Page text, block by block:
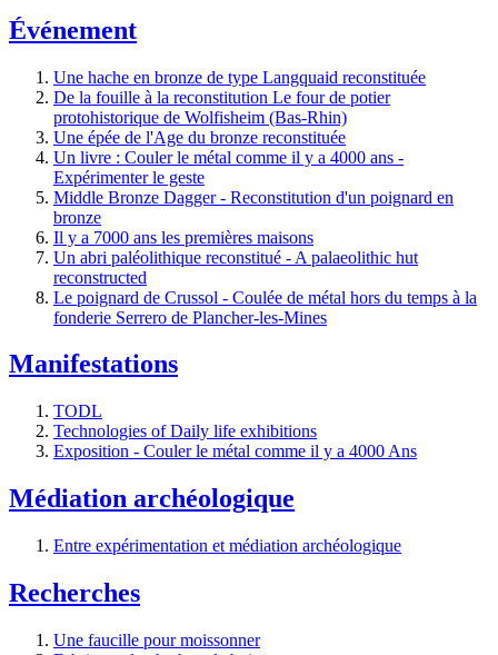
Événement
Une hache en bronze de type Langquaid reconstituée
De la fouille à la reconstitution Le four de potier
protohistorique de Wolfisheim (Bas-Rhin)
Une épée de l'Age du bronze reconstituée
Un livre : Couler le métal comme il y a 4000 ans -
Expérimenter le geste
Middle Bronze Dagger - Reconstitution d'un poignard en
bronze
Il y a 7000 ans les premières maisons
Un abri paléolithique reconstitué - A palaeolithic hut
reconstructed
Le poignard de Crussol - Coulée de métal hors du temps à la
fonderie Serrero de Plancher-les-Mines
Manifestations
TODL
Technologies of Daily life exhibitions
Exposition - Couler le métal comme il y a 4000 Ans
Médiation archéologique
Entre expérimentation et médiation archéologique
Recherches
Une faucille pour moissonner